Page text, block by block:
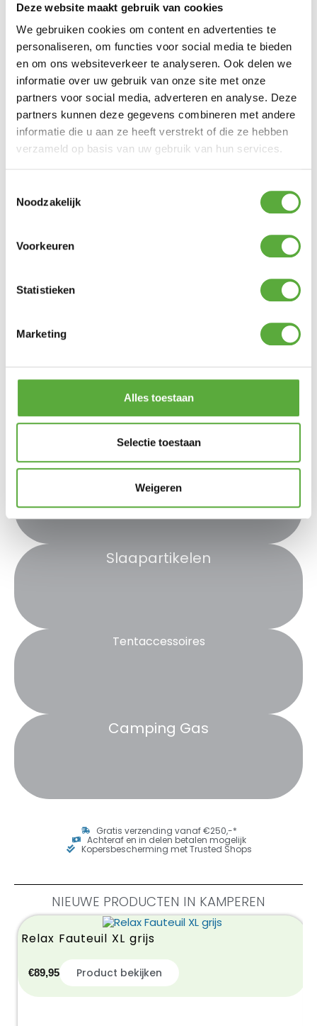
Deze website maakt gebruik van cookies
We gebruiken cookies om content en advertenties te
personaliseren, om functies voor social media te bieden
en om ons websiteverkeer te analyseren. Ook delen we
informatie over uw gebruik van onze site met onze
partners voor social media, adverteren en analyse. Deze
partners kunnen deze gegevens combineren met andere
informatie die u aan ze heeft verstrekt of die ze hebben
verzameld op basis van uw gebruik van hun services.
Noodzakelijk
Voorkeuren
Statistieken
Marketing
Alles toestaan
Selectie toestaan
Weigeren
assortiment van onze buren: Mazzelshop Camping
Totaal. Zo vind je tenten , slaapzakken,
kampeermeubelenen meer voor jouw aanstaande
kampeertrip.
Tenten
Bekijk meer kampeerartikelen
Eten en drinken
Slaapartikelen
Tentaccessoires
Camping Gas
Gratis verzending vanaf €250,-*
Achteraf en in delen betalen mogelijk
Kopersbescherming met Trusted Shops
NIEUWE PRODUCTEN IN KAMPEREN
Relax Fauteuil XL grijs
€89,95 Product bekijken